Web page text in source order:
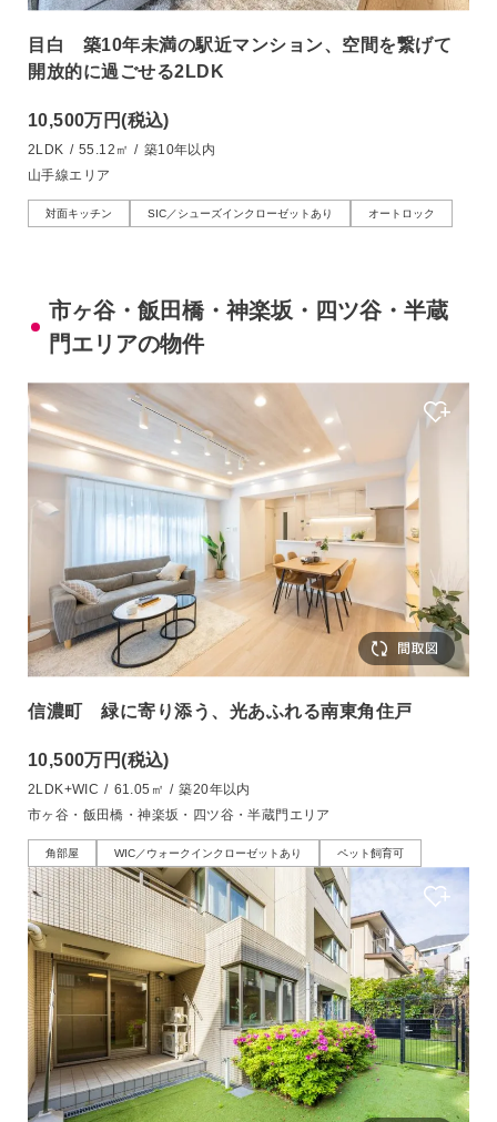
目白 築10年未満の駅近マンション、空間を繋げて
開放的に過ごせる2LDK
10,500万円(税込)
2LDK / 55.12㎡ / 築10年以内
山手線エリア
対面キッチン SIC／シューズインクローゼットあり オートロック
市ヶ谷・飯田橋・神楽坂・四ツ谷・半蔵
門エリアの物件
信濃町 緑に寄り添う、光あふれる南東角住戸
10,500万円(税込)
2LDK+WIC / 61.05㎡ / 築20年以内
市ヶ谷・飯田橋・神楽坂・四ツ谷・半蔵門エリア
角部屋 WIC／ウォークインクローゼットあり ペット飼育可